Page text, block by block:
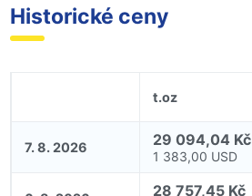
Historické ceny
t.oz
7. 8. 2026 29 094,04 Kč
1 383,00 USD
28 757,45 Kč